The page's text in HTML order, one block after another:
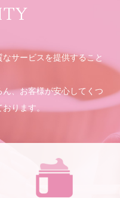
サービスを提供すること
、お客様が安心してくつ
ります。